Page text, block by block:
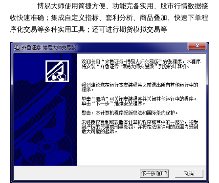
博易大师使用简捷方便、功能完备实用、股市行情数据接
收快速准确；集成自定义指标、套利分析、商品叠加、快速下单程
序化交易等多种实用工具；还可进行期货模拟交易等